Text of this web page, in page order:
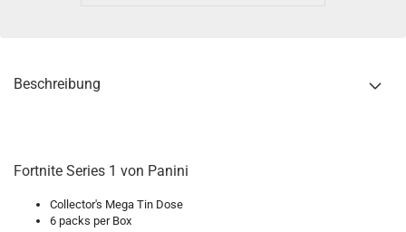
Beschreibung
Fortnite Series 1 von Panini
Collector's Mega Tin Dose
6 packs per Box